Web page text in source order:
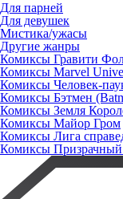
Для парней
Для девушек
Мистика/ужасы
Другие жанры
Комиксы Гравити
Комиксы Marvel
Комиксы Человек-
Комиксы Бэтмен
Комиксы Земля
Комиксы Майор Гром
Комиксы Лига
Комиксы